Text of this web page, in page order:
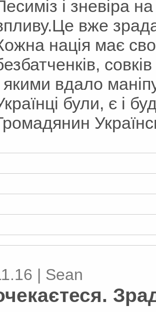
і зневіра
вже
нація має
якими вдало
були, є і
| Sean